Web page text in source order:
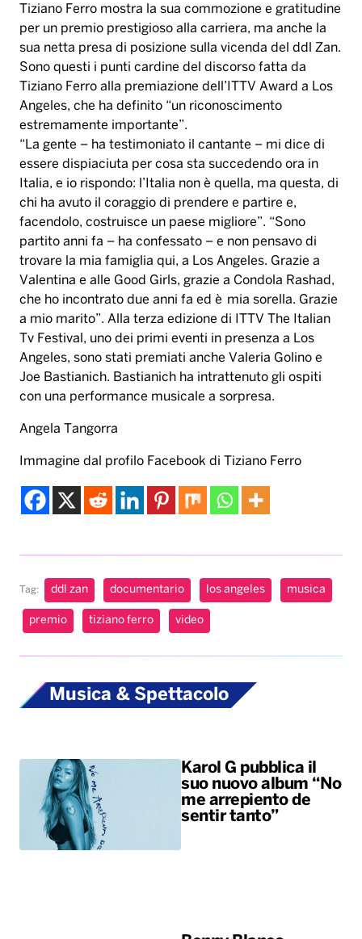
Tiziano Ferro mostra la sua commozione e gratitudine
per un premio prestigioso alla carriera, ma anche la
sua netta presa di posizione sulla vicenda del ddl Zan.
Sono questi i punti cardine del discorso fatta da
Tiziano Ferro alla premiazione dell’ITTV Award a Los
Angeles, che ha definito “un riconoscimento
estremamente importante”.
“La gente – ha testimoniato il cantante – mi dice di
essere dispiaciuta per cosa sta succedendo ora in
Italia, e io rispondo: l’Italia non è quella, ma questa, di
chi ha avuto il coraggio di prendere e partire e,
facendolo, costruisce un paese migliore”. “Sono
partito anni fa – ha confessato – e non pensavo di
trovare la mia famiglia qui, a Los Angeles. Grazie a
Valentina e alle Good Girls, grazie a Condola Rashad,
che ho incontrato due anni fa ed è mia sorella. Grazie
a mio marito”. Alla terza edizione di ITTV The Italian
Tv Festival, uno dei primi eventi in presenza a Los
Angeles, sono stati premiati anche Valeria Golino e
Joe Bastianich. Bastianich ha intrattenuto gli ospiti
con una performance musicale a sorpresa.
Angela Tangorra
Immagine dal profilo Facebook di Tiziano Ferro
Tag: ddl zan documentario los angeles musica
premio tiziano ferro video
Musica & Spettacolo
Karol G pubblica il
suo nuovo album “No
me arrepiento de
sentir tanto”